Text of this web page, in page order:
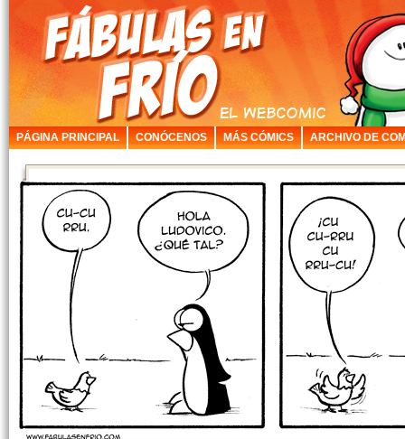
PÁGINA PRINCIPAL CONÓCENOS MÁS CÓMICS ARCHIVO DE